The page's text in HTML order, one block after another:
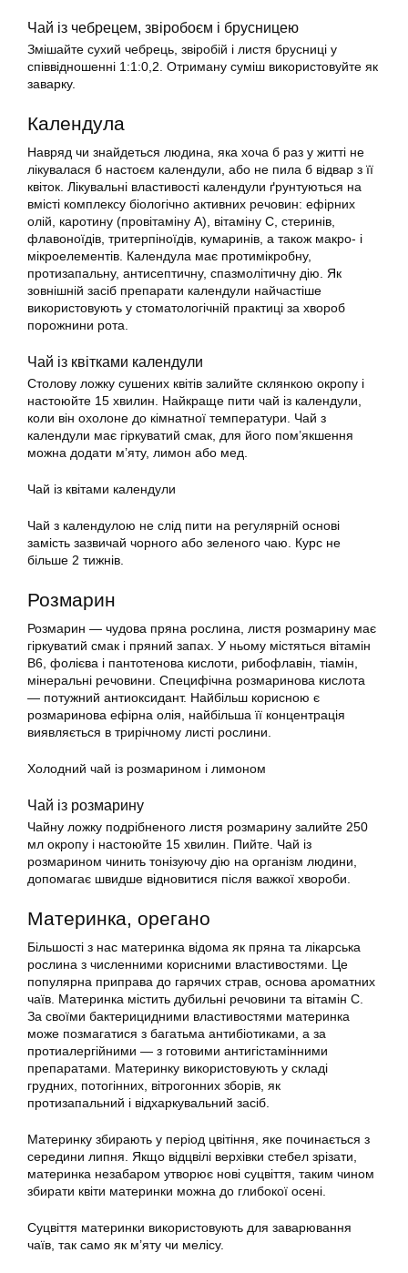
Чай із чебрецем, звіробоєм і брусницею
Змішайте сухий чебрець, звіробій і листя брусниці у
співвідношенні 1:1:0,2. Отриману суміш використовуйте як
заварку.
Календула
Навряд чи знайдеться людина, яка хоча б раз у житті не
лікувалася б настоєм календули, або не пила б відвар з її
квіток. Лікувальні властивості календули ґрунтуються на
вмісті комплексу біологічно активних речовин: ефірних
олій, каротину (провітаміну А), вітаміну С, стеринів,
флавоноїдів, тритерпіноїдів, кумаринів, а також макро- і
мікроелементів. Календула має протимікробну,
протизапальну, антисептичну, спазмолітичну дію. Як
зовнішній засіб препарати календули найчастіше
використовують у стоматологічній практиці за хвороб
порожнини рота.
Чай із квітками календули
Столову ложку сушених квітів залийте склянкою окропу і
настоюйте 15 хвилин. Найкраще пити чай із календули,
коли він охолоне до кімнатної температури. Чай з
календули має гіркуватий смак, для його пом’якшення
можна додати м’яту, лимон або мед.
Чай із квітами календули
Чай з календулою не слід пити на регулярній основі
замість зазвичай чорного або зеленого чаю. Курс не
більше 2 тижнів.
Розмарин
Розмарин — чудова пряна рослина, листя розмарину має
гіркуватий смак і пряний запах. У ньому містяться вітамін
В6, фолієва і пантотенова кислоти, рибофлавін, тіамін,
мінеральні речовини. Специфічна розмаринова кислота
— потужний антиоксидант. Найбільш корисною є
розмаринова ефірна олія, найбільша її концентрація
виявляється в трирічному листі рослини.
Холодний чай із розмарином і лимоном
Чай із розмарину
Чайну ложку подрібненого листя розмарину залийте 250
мл окропу і настоюйте 15 хвилин. Пийте. Чай із
розмарином чинить тонізуючу дію на організм людини,
допомагає швидше відновитися після важкої хвороби.
Материнка, орегано
Більшості з нас материнка відома як пряна та лікарська
рослина з численними корисними властивостями. Це
популярна приправа до гарячих страв, основа ароматних
чаїв. Материнка містить дубильні речовини та вітамін С.
За своїми бактерицидними властивостями материнка
може позмагатися з багатьма антибіотиками, а за
протиалергійними — з готовими антигістамінними
препаратами. Материнку використовують у складі
грудних, потогінних, вітрогонних зборів, як
протизапальний і відхаркувальний засіб.
Материнку збирають у період цвітіння, яке починається з
середини липня. Якщо відцвілі верхівки стебел зрізати,
материнка незабаром утворює нові суцвіття, таким чином
збирати квіти материнки можна до глибокої осені.
Суцвіття материнки використовують для заварювання
чаїв, так само як м’яту чи мелісу.